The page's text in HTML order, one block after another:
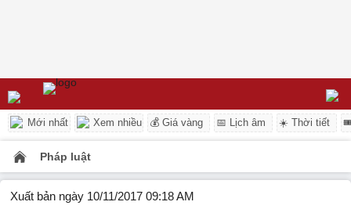
Mới nhất Xem nhiều 💰 Giá vàng 📅 Lịch âm ☀️ Thời tiết
Pháp luật
Xuất bản ngày 10/11/2017 09:18 AM